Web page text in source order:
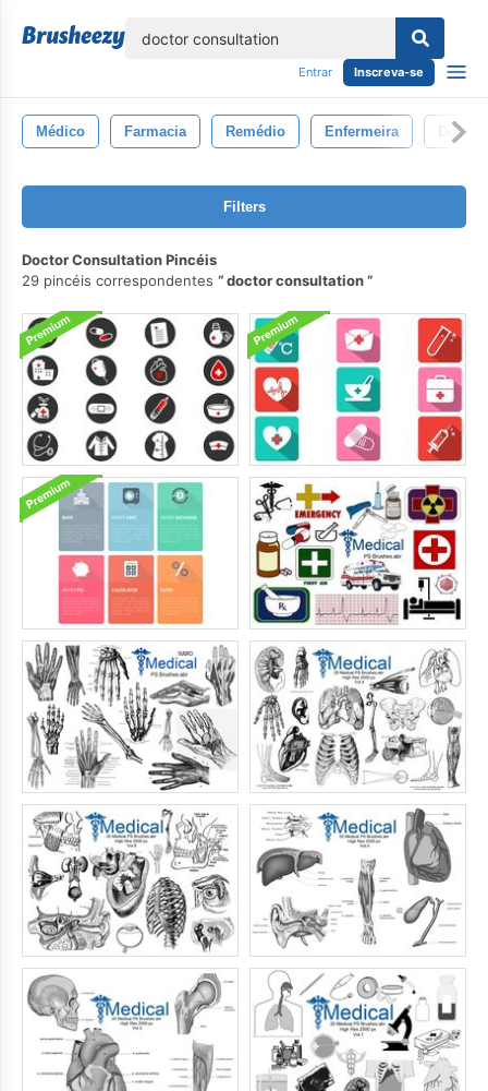
Entrar Inscreva-se
Médico Farmacia Remédio Enfermeira Doença
Filters
Doctor Consultation Pincéis
29 pincéis correspondentes
doctor consultation